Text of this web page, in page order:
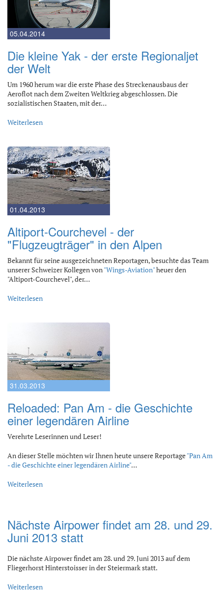
05.04.2014
Die kleine Yak - der erste Regionaljet
der Welt
Um 1960 herum war die erste Phase des Streckenausbaus der
Aeroflot nach dem Zweiten Weltkrieg abgeschlossen. Die
sozialistischen Staaten, mit der…
Weiterlesen
01.04.2013
Altiport-Courchevel - der
"Flugzeugträger" in den Alpen
Bekannt für seine ausgezeichneten Reportagen, besuchte das Team
unserer Schweizer Kollegen von"Wings-Aviation"heuer den
"Altiport-Courchevel", der…
Weiterlesen
31.03.2013
Reloaded: Pan Am - die Geschichte
einer legendären Airline
Verehrte Leserinnen und Leser!
An dieser Stelle möchten wir Ihnen heute unsere Reportage"Pan Am
- die Geschichte einer legendären Airline"…
Weiterlesen
Nächste Airpower findet am 28. und 29.
Juni 2013 statt
Die nächste Airpower findet am 28. und 29. Juni 2013 auf dem
Fliegerhorst Hinterstoisser in der Steiermark statt.
Weiterlesen